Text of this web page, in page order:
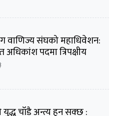
वाणिज्य संघको महाधिवेशन:
अधिकांश पदमा त्रिपक्षीय
चाँडै अन्त्य हुन सक्छ :